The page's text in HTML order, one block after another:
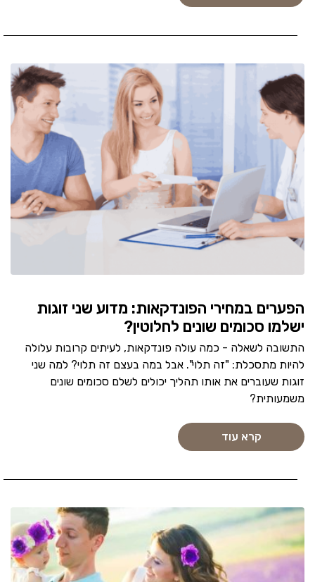
הפערים במחירי הפונדקאות: מדוע שני זוגות
ישלמו סכומים שונים לחלוטין?
התשובה לשאלה - כמה עולה פונדקאות, לעיתים קרובות עלולה
להיות מתסכלת: "זה תלוי". אבל במה בעצם זה תלוי? למה שני
זוגות שעוברים את אותו תהליך יכולים לשלם סכומים שונים
משמעותית?
קרא עוד